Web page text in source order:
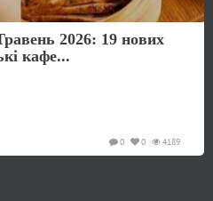
2026: 19 нових
кафе...
4189
0
0